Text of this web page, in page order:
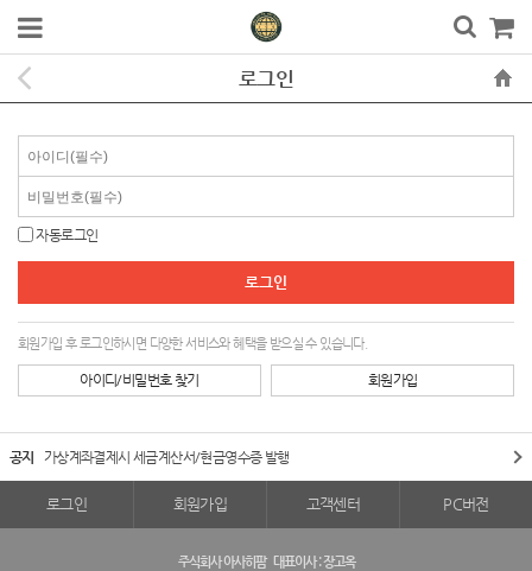
로그인
자동로그인
회원가입 후 로그인하시면 다양한 서비스와 혜택을 받으실 수 있습니다.
아이디/비밀번호 찾기 회원가입
공지 가상계좌결제시 세금계산서/현금영수증 발행
로그인 회원가입 고객센터 PC버전
주식회사 아사히팜 대표이사 : 장고옥